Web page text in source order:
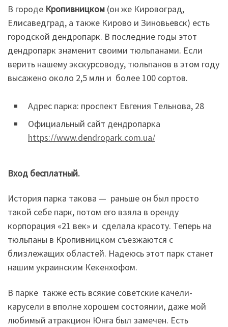
В городе Кропивницком (он же Кировоград,
Елисаведград, а также Кирово и Зиновьевск) есть
городской дендропарк. В последние годы этот
дендропарк знаменит своими тюльпанами. Если
верить нашему экскурсоводу, тюльпанов в этом году
высажено около 2,5 млн и более 100 сортов.
Адрес парка: проспект Евгения Тельнова, 28
Официальный сайт дендропарка
https://www.dendropark.com.ua/
Вход бесплатный.
История парка такова — раньше он был просто
такой себе парк, потом его взяла в оренду
корпорация «21 век» и сделала красоту. Теперь на
тюльпаны в Кропивницком съезжаются с
близлежащих областей. Надеюсь этот парк станет
нашим украинским Кекенхофом.
В парке также есть всякие советские качели-
карусели в вполне хорошем состоянии, даже мой
любимый атракцион Юнга был замечен. Есть